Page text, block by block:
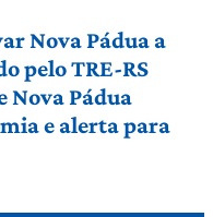
Nova Pádua a
pelo TRE-RS
Nova Pádua
e alerta para